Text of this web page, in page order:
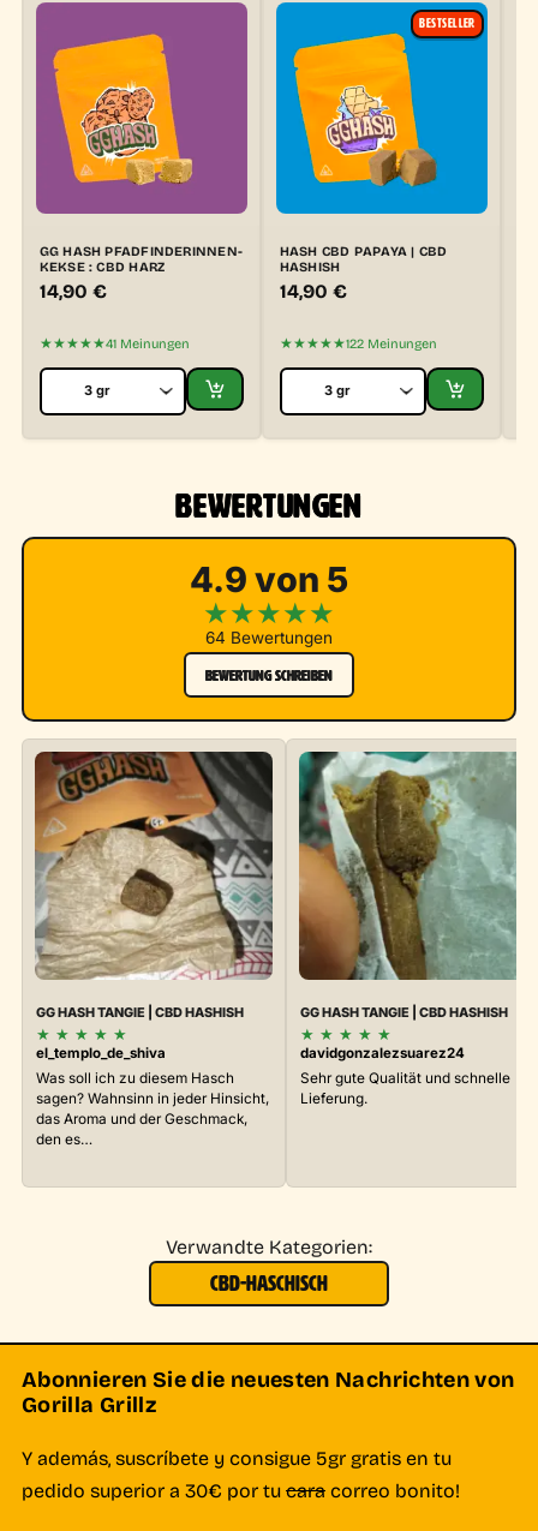
GG HASH PFADFINDERINNEN-
KEKSE : CBD HARZ
14,90 €
★★★★★41 Meinungen
BESTSELLER
HASH CBD PAPAYA | CBD
HASHISH
14,90 €
★★★★★122 Meinungen
BEWERTUNGEN
4.9 von 5
★★★★★
64 Bewertungen
BEWERTUNG SCHREIBEN
GG HASH TANGIE | CBD HASHISH
★ ★ ★ ★ ★
el_templo_de_shiva
Was soll ich zu diesem Hasch
sagen? Wahnsinn in jeder Hinsicht,
das Aroma und der Geschmack,
den es…
GG HASH TANGIE | CBD HASHISH
★ ★ ★ ★ ★
davidgonzalezsuarez24
Sehr gute Qualität und schnelle
Lieferung.
Verwandte Kategorien:
CBD-HASCHISCH
Abonnieren Sie die neuesten Nachrichten von
Gorilla Grillz
Y además, suscríbete y consigue 5gr gratis en tu
pedido superior a 30€ por tucaracorreo bonito!